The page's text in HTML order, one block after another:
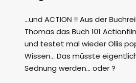
…und ACTION !! Aus der
Thomas das Buch 101
und testet mal wieder Ollis
Wissen… Das müsste
Sednung werden… oder ?